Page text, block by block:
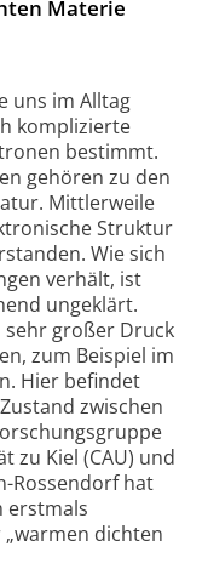
Materie
uns im Alltag
komplizierte
bestimmt.
gehören zu den
Mittler­weile
Struktur
Wie sich
verhält, ist
ungeklärt.
sehr großer Druck
zum Beispiel im
Hier befindet
zwischen
zu Kiel (CAU) und
Rossen­dorf hat
erstmals
dichten